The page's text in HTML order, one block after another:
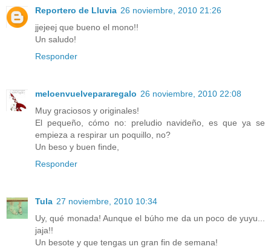
Reportero de Lluvia 26 noviembre, 2010 21:26
jjejeej que bueno el mono!!
Un saludo!
Responder
meloenvuelvepararegalo 26 noviembre, 2010 22:08
Muy graciosos y originales!
El pequeño, cómo no: preludio navideño, es que ya se
empieza a respirar un poquillo, no?
Un beso y buen finde,
Responder
Tula 27 noviembre, 2010 10:34
Uy, qué monada! Aunque el búho me da un poco de yuyu...
jaja!!
Un besote y que tengas un gran fin de semana!